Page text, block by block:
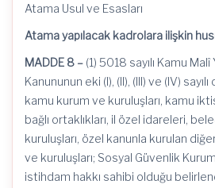
Atama Usul ve Esasları
Atama yapılacak kadrolara ilişkin
MADDE 8 – (1) 5018 sayılı Kamu
Kanununun eki (I), (II), (III) ve (IV)
kamu kurum ve kuruluşları, kamu
bağlı ortaklıkları, il özel idareleri,
kuruluşları, özel kanunla kurulan
ve kuruluşları; Sosyal Güvenlik
istihdam hakkı sahibi olduğu